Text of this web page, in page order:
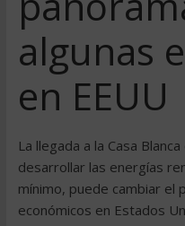
algunas
en EEUU
La llegada a la Casa
desarrollar las energías
mínimo, puede cambiar el
económicos en Estados